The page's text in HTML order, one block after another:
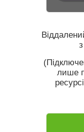
лише